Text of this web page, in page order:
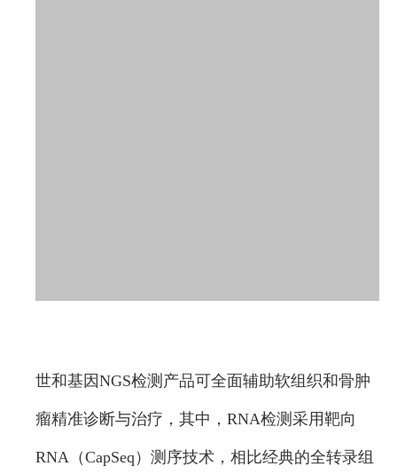
世和基因NGS检测产品可全面辅助软组织和骨肿
瘤精准诊断与治疗，其中，RNA检测采用靶向
RNA（CapSeq）测序技术，相比经典的全转录组